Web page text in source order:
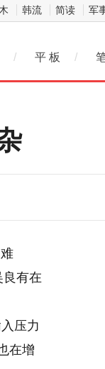
韩流 简读 军
/ 平 板 /
良有在
压力
在增